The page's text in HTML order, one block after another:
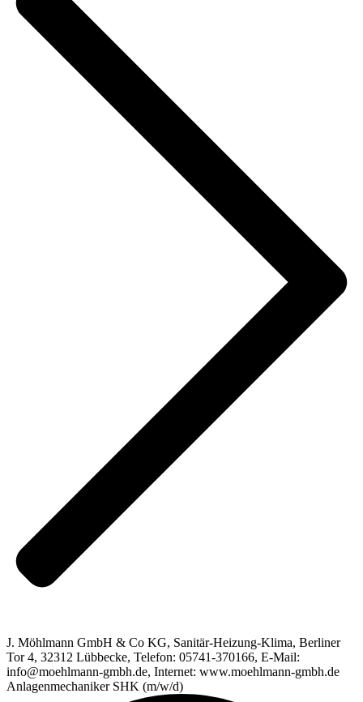
J. Möhlmann GmbH & Co KG, Sanitär-Heizung-Klima, Berliner
Tor 4, 32312 Lübbecke, Telefon: 05741-370166, E-Mail:
info@moehlmann-gmbh.de, Internet: www.moehlmann-gmbh.de
Anlagenmechaniker SHK (m/w/d)